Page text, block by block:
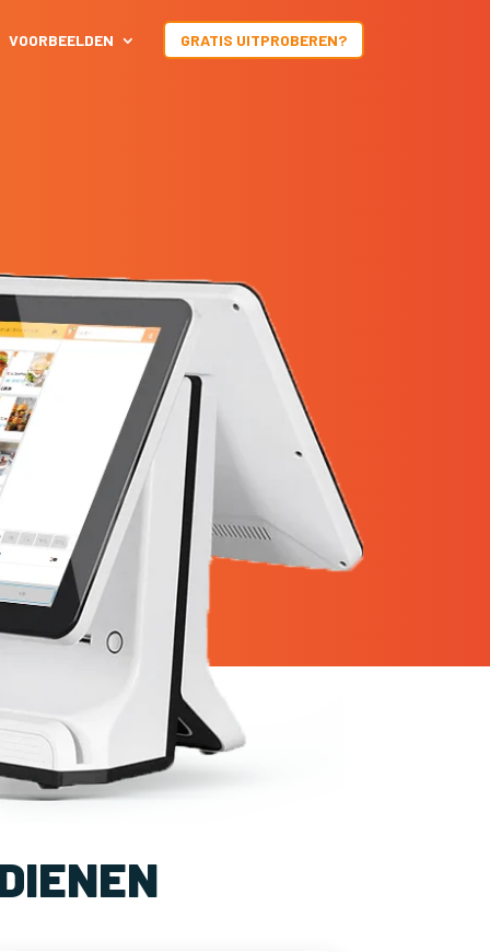
VOORBEELDEN GRATIS UITPROBEREN?